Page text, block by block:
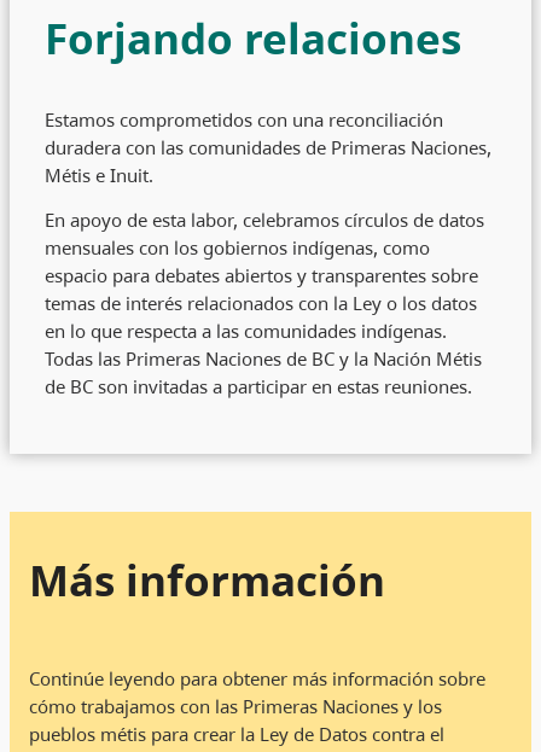
Forjando relaciones
Estamos comprometidos con una reconciliación
duradera con las comunidades de Primeras Naciones,
Métis e Inuit.
En apoyo de esta labor, celebramos círculos de datos
mensuales con los gobiernos indígenas, como
espacio para debates abiertos y transparentes sobre
temas de interés relacionados con la Ley o los datos
en lo que respecta a las comunidades indígenas.
Todas las Primeras Naciones de BC y la Nación Métis
de BC son invitadas a participar en estas reuniones.
Más información
Continúe leyendo para obtener más información sobre
cómo trabajamos con las Primeras Naciones y los
pueblos métis para crear la Ley de Datos contra el